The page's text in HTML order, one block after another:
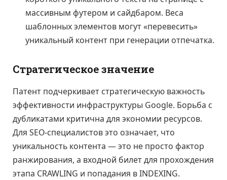
массивным футером и сайдбаром. Веса
шаблонных элементов могут «перевесить»
уникальный контент при генерации отпечатка.
Стратегическое значение
Патент подчеркивает стратегическую важность
эффективности инфраструктуры Google. Борьба с
дубликатами критична для экономии ресурсов.
Для SEO-специалистов это означает, что
уникальность контента — это не просто фактор
ранжирования, а входной билет для прохождения
этапа CRAWLING и попадания в INDEXING.